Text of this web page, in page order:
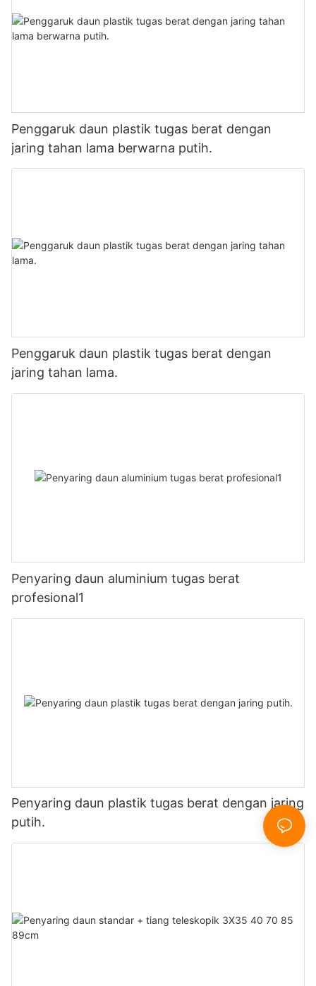
Penggaruk daun plastik tugas berat dengan
jaring tahan lama berwarna putih.
Penggaruk daun plastik tugas berat dengan
jaring tahan lama.
Penyaring daun aluminium tugas berat
profesional1
Penyaring daun plastik tugas berat dengan jaring
putih.